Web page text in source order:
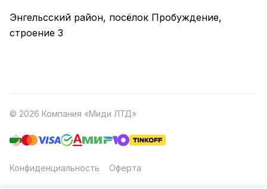
Энгельсский район, посёлок Пробуждение,
строение 3
© 2026 Компания «Миди ЛТД»
Конфиденциальность Оферта